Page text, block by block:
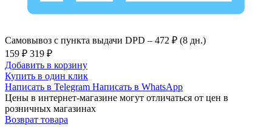
Самовывоз с пункта выдачи DPD – 472 ₽ (8 дн.)
159 ₽ 319 ₽
Добавить в корзину
Купить в один клик
Написать в Telegram Написать в WhatsApp
Цены в интернет-магазине могут отличаться от цен в
розничных магазинах
Возврат товара